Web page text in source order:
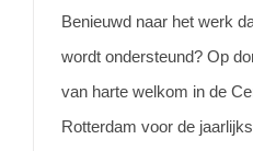
Benieuwd naar het werk
wordt ondersteund? Op
van harte welkom in de
Rotterdam voor de